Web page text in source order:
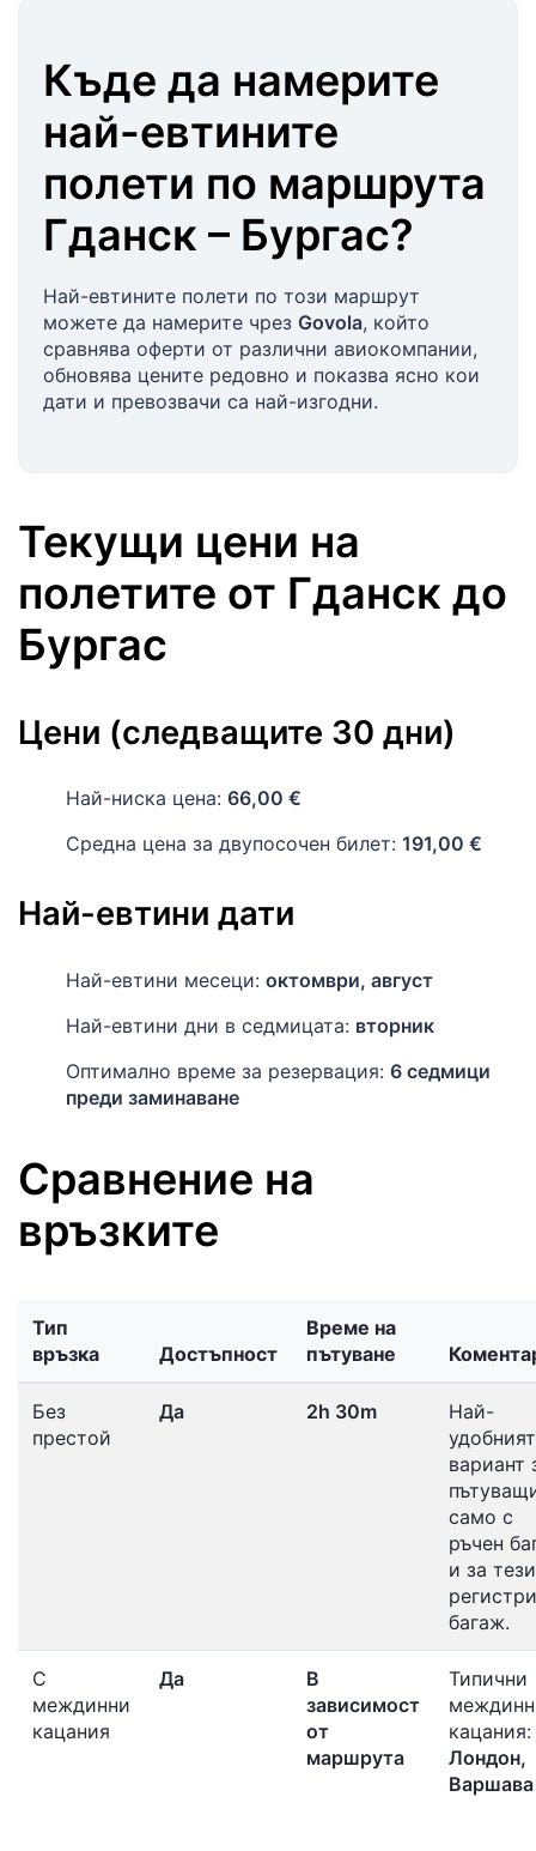
Къде да намерите
най-евтините
полети по маршрута
Гданск – Бургас?
Най-евтините полети по този маршрут
можете да намерите чрез Govola, който
сравнява оферти от различни авиокомпании,
обновява цените редовно и показва ясно кои
дати и превозвачи са най-изгодни.
Текущи цени на
полетите от Гданск до
Бургас
Цени (следващите 30 дни)
Най-ниска цена: 66,00 €
Средна цена за двупосочен билет: 191,00 €
Най-евтини дати
Най-евтини месеци: октомври, август
Най-евтини дни в седмицата: вторник
Оптимално време за резервация: 6 седмици
преди заминаване
Сравнение на
връзките
Тип
връзка
Достъпност
Време на
пътуване
Без
престой
Да 2h 30m
Най-
удобният
вариант
само с
ръчен
и за
багаж.
С
междинни
кацания
Да
В
зависимост
от
маршрута
Типични
кацания:
Лондон,
Варшава